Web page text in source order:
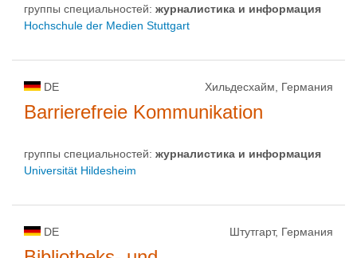
группы специальностей: журналистика и информация
Hochschule der Medien Stuttgart
DE Хильдесхайм, Германия
Barrierefreie Kommunikation
группы специальностей: журналистика и информация
Universität Hildesheim
DE Штутгарт, Германия